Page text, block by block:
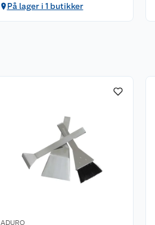
På lager i 1 butikker
ADURO